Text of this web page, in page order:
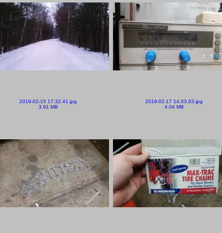
2019-02-15 17.32.41.jpg
3.91 MB
2019-02-17 14.03.03.jpg
4.04 MB